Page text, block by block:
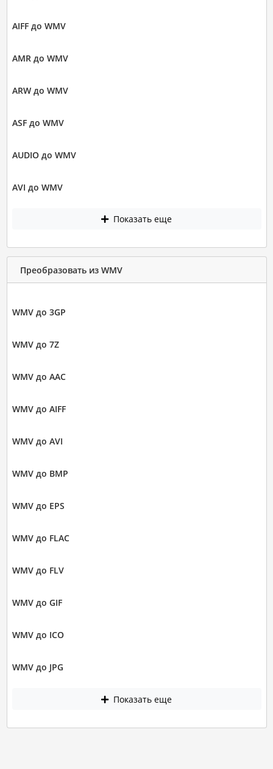
AIFF до WMV
AMR до WMV
ARW до WMV
ASF до WMV
AUDIO до WMV
AVI до WMV
Показать еще
Преобразовать из WMV
WMV до 3GP
WMV до 7Z
WMV до AAC
WMV до AIFF
WMV до AVI
WMV до BMP
WMV до EPS
WMV до FLAC
WMV до FLV
WMV до GIF
WMV до ICO
WMV до JPG
Показать еще